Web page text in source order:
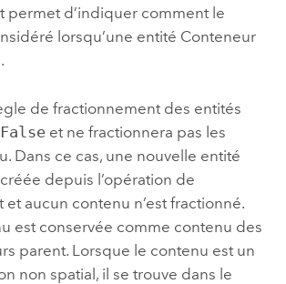
permet d’indiquer comment le
lorsqu’une entité Conteneur
de fractionnement des entités
Falseet ne fractionnera pas les
Dans ce cas, une nouvelle entité
depuis l’opération de
aucun contenu n’est fractionné.
est conservée comme contenu des
parent. Lorsque le contenu est un
non spatial, il se trouve dans le